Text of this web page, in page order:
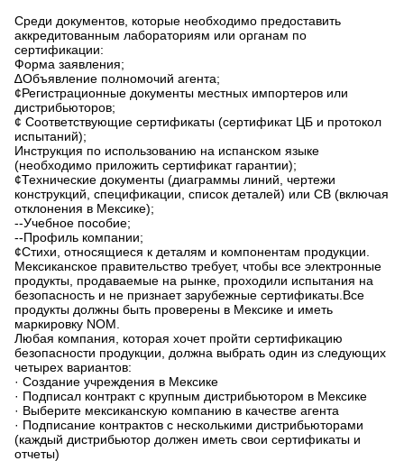
Среди документов, которые необходимо предоставить
аккредитованным лабораториям или органам по
сертификации:
Форма заявления;
∆Объявление полномочий агента;
¢Регистрационные документы местных импортеров или
дистрибьюторов;
¢ Соответствующие сертификаты (сертификат ЦБ и протокол
испытаний);
Инструкция по использованию на испанском языке
(необходимо приложить сертификат гарантии);
¢Технические документы (диаграммы линий, чертежи
конструкций, спецификации, список деталей) или CB (включая
отклонения в Мексике);
--Учебное пособие;
--Профиль компании;
¢Стихи, относящиеся к деталям и компонентам продукции.
Мексиканское правительство требует, чтобы все электронные
продукты, продаваемые на рынке, проходили испытания на
безопасность и не признает зарубежные сертификаты.Все
продукты должны быть проверены в Мексике и иметь
маркировку NOM.
Любая компания, которая хочет пройти сертификацию
безопасности продукции, должна выбрать один из следующих
четырех вариантов:
· Создание учреждения в Мексике
· Подписал контракт с крупным дистрибьютором в Мексике
· Выберите мексиканскую компанию в качестве агента
· Подписание контрактов с несколькими дистрибьюторами
(каждый дистрибьютор должен иметь свои сертификаты и
отчеты)